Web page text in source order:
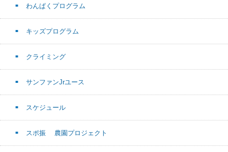
わんぱくプログラム
キッズプログラム
クライミング
サンファンJrユース
スケジュール
スポ振 農園プロジェクト